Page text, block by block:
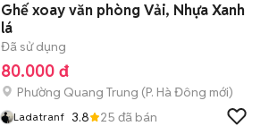
Ghế xoay văn phòng Vải, Nhựa Xanh
lá
Đã sử dụng
80.000 đ
Phường Quang Trung (P. Hà Đông mới)
Ladatranf 3.8 25 đã bán